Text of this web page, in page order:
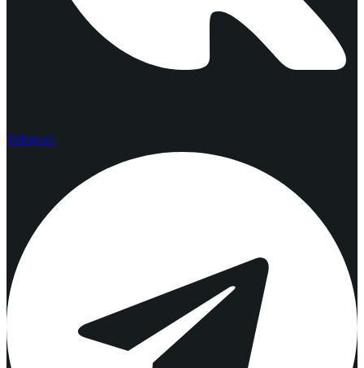
Telegram